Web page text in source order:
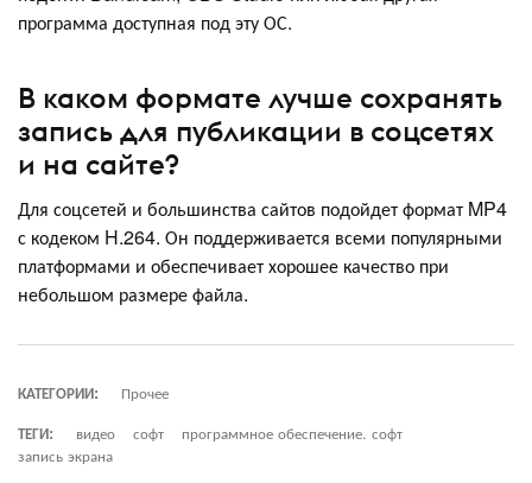
программа доступная под эту ОС.
В каком формате лучше сохранять
запись для публикации в соцсетях
и на сайте?
Для соцсетей и большинства сайтов подойдет формат MP4
с кодеком H.264. Он поддерживается всеми популярными
платформами и обеспечивает хорошее качество при
небольшом размере файла.
КАТЕГОРИИ:
Прочее
ТЕГИ:
видео софт
программное обеспечение. софт
запись экрана